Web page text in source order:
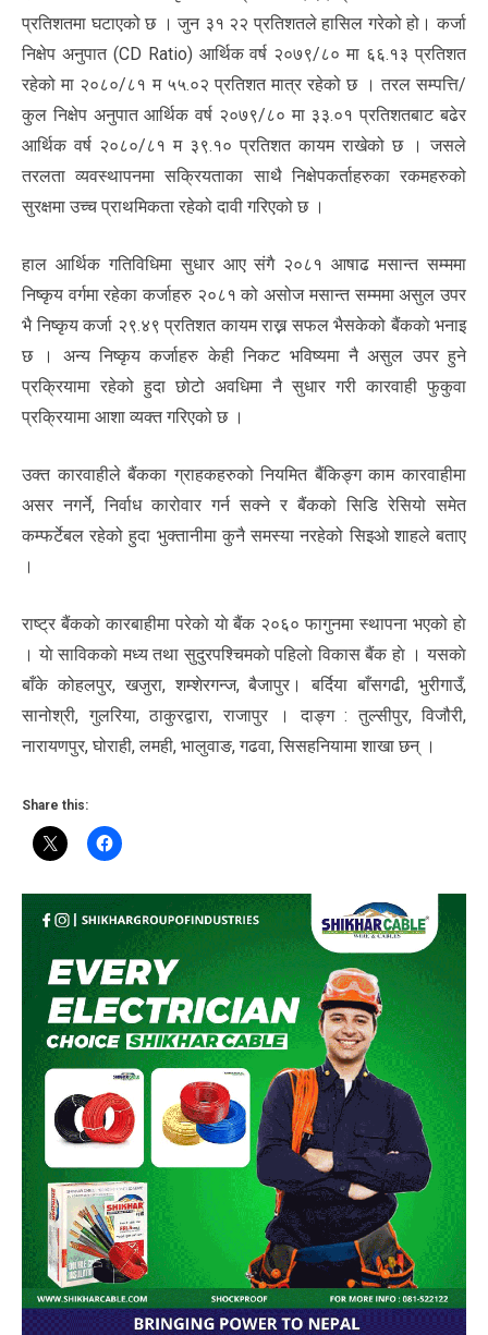
प्रतिशतमा घटाएको छ । जुन ३१ २२ प्रतिशतले हासिल गरेको हो। कर्जा
निक्षेप अनुपात (CD Ratio) आर्थिक वर्ष २०७९/८० मा ६६.१३ प्रतिशत
रहेको मा २०८०/८१ म ५५.०२ प्रतिशत मात्र रहेको छ । तरल सम्पत्ति/
कुल निक्षेप अनुपात आर्थिक वर्ष २०७९/८० मा ३३.०१ प्रतिशतबाट बढेर
आर्थिक वर्ष २०८०/८१ म ३९.१० प्रतिशत कायम राखेको छ । जसले
तरलता व्यवस्थापनमा सक्रियताका साथै निक्षेपकर्ताहरुका रकमहरुको
सुरक्षमा उच्च प्राथमिकता रहेको दावी गरिएको छ ।
हाल आर्थिक गतिविधिमा सुधार आए संगै २०८१ आषाढ मसान्त सम्ममा
निष्कृय वर्गमा रहेका कर्जाहरु २०८१ को असोज मसान्त सम्ममा असुल उपर
भै निष्कृय कर्जा २९.४९ प्रतिशत कायम राख्न सफल भैसकेको बैंककाे भनाइ
छ । अन्य निष्कृय कर्जाहरु केही निकट भविष्यमा नै असुल उपर हुने
प्रक्रियामा रहेको हुदा छोटो अवधिमा नै सुधार गरी कारवाही फुकुवा
प्रक्रियामा आशा व्यक्त गरिएको छ ।
उक्त कारवाहीले बैंकका ग्राहकहरुको नियमित बैंकिङ्ग काम कारवाहीमा
असर नगर्ने, निर्वाध कारोवार गर्न सक्ने र बैंकको सिडि रेसियो समेत
कम्फर्टेबल रहेको हुदा भुक्तानीमा कुनै समस्या नरहेको सिइओ शाहले बताए
।
राष्ट्र बैंककाे कारबाहीमा परेकाे याे बैंक २०६० फागुनमा स्थापना भएको हाे
। याे साविककाे मध्य तथा सुदुरपश्चिमकाे पहिलाे विकास बैंक हाे । यसकाे
बाँके कोहलपुर, खजुरा, शम्शेरगन्ज, बैजापुर। बर्दिया बाँसगढी, भुरीगाउँ,
सानोश्री, गुलरिया, ठाकुरद्वारा, राजापुर । दाङ्ग : तुल्सीपुर, विजौरी,
नारायणपुर, घोराही, लमही, भालुवाङ, गढवा, सिसहनियामा शाखा छन् ।
Share this: